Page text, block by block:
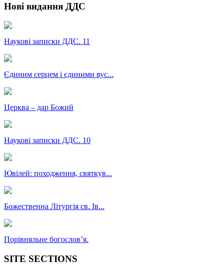
Нові видання ДДС
Наукові записки ДДС. 11
Єдиним серцем і єдиними вус...
Церква – дар Божий
Наукові записки ДДС. 10
Ювілей: походження, святкув...
Божественна Літургія св. Ів...
Порівняльне богословʼя.
SITE SECTIONS